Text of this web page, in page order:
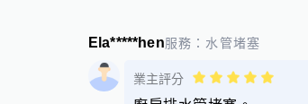
Ela*****hen服務： 水管堵塞
業主評分